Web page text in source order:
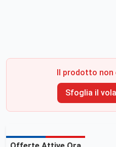
Il prodotto non
Sfoglia il